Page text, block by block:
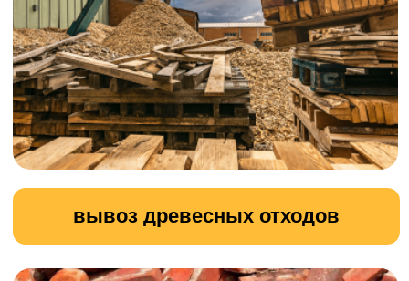
прокладка временной дороги